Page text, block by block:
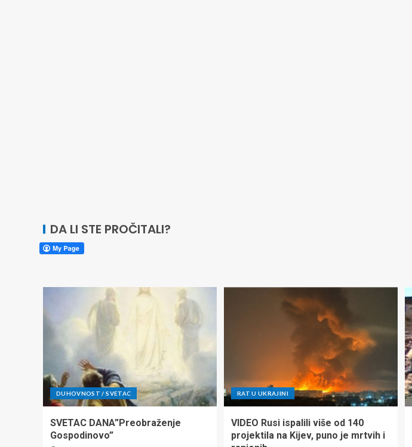
DA LI STE PROČITALI?
DUHOVNOST / SVETAC
SVETAC DANA”Preobraženje
Gospodinovo”
RAT U UKRAJINI
VIDEO Rusi ispalili više od 140
projektila na Kijev, puno je mrtvih i